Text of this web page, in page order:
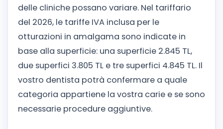
delle cliniche possano variare. Nel tariffario
del 2026, le tariffe IVA inclusa per le
otturazioni in amalgama sono indicate in
base alla superficie: una superficie 2.845 TL,
due superfici 3.805 TL e tre superfici 4.845 TL. Il
vostro dentista potrà confermare a quale
categoria appartiene la vostra carie e se sono
necessarie procedure aggiuntive.